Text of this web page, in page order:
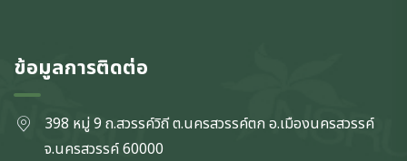
ข้อมูลการติดต่อ
398 หมู่ 9 ถ.สวรรค์วิถี ต.นครสวรรค์ตก อ.เมืองนครสวรรค์
จ.นครสวรรค์60000